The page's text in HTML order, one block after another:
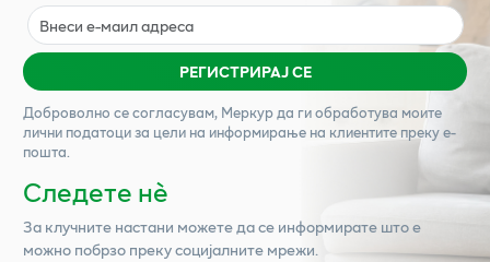
РЕГИСТРИРАЈ СЕ
Доброволно се согласувам, Меркурда ги обработува моите
лични податоци за цели на информирање на клиентите преку е-
пошта.
Следете нѐ
За клучните настани можете да се информирате што е
можно побрзо преку социјалните мрежи.